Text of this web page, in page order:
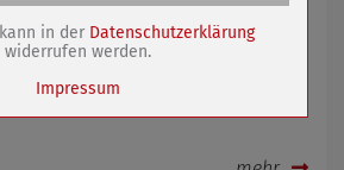
viele Zwillingspaare wie möglich
1 Jahr in der Datenschutzerklärung
widerrufen werden.
Impressum